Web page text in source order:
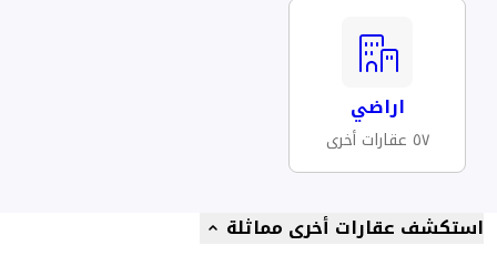
اراضي
٥٧ عقارات أخرى
استكشف عقارات أخرى مماثلة